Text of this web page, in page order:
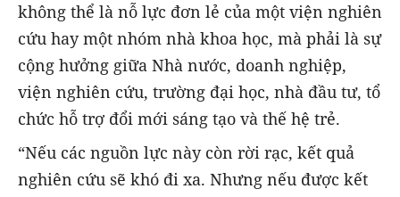
không thể là nỗ lực đơn lẻ của một viện nghiên
cứu hay một nhóm nhà khoa học, mà phải là sự
cộng hưởng giữa Nhà nước, doanh nghiệp,
viện nghiên cứu, trường đại học, nhà đầu tư, tổ
chức hỗ trợ đổi mới sáng tạo và thế hệ trẻ.
“Nếu các nguồn lực này còn rời rạc, kết quả
nghiên cứu sẽ khó đi xa. Nhưng nếu được kết